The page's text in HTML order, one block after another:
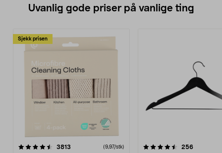
Uvanlig gode priser på vanlige ting
Sjekk prisen
3813 anmeldelser(9,97/stk)
4.5av 5 stjerner 256
4.5av 5 stjerner